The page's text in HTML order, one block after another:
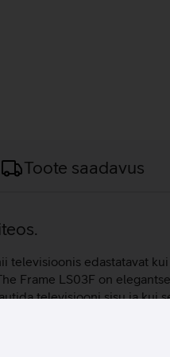
Toote saadavus
edastatavat
Frame LS03F on
televisiooni sisu ja
oleksid realistlikud,
alati parimat
kuvada sinu kõiki